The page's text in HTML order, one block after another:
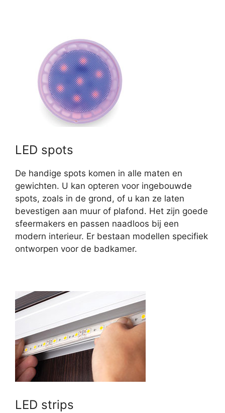
LED spots
De handige spots komen in alle maten en
gewichten. U kan opteren voor ingebouwde
spots, zoals in de grond, of u kan ze laten
bevestigen aan muur of plafond. Het zijn goede
sfeermakers en passen naadloos bij een
modern interieur. Er bestaan modellen specifiek
ontworpen voor de badkamer.
LED strips